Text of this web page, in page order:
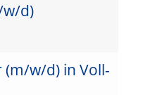
d)
w/d) in Voll-